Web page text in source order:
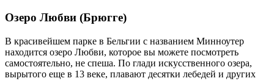
Озеро Любви (Брюгге)
В красивейшем парке в Бельгии с названием Минноутер
находится озеро Любви, которое вы можете посмотреть
самостоятельно, не спеша. По глади искусственного озера,
вырытого еще в 13 веке, плавают десятки лебедей и других